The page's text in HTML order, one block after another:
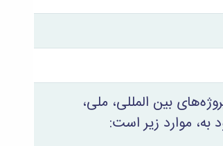
بین المللی، ملی،
به، موارد زیر است: